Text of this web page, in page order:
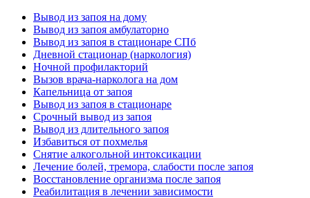
Вывод из запоя на дому
Вывод из запоя амбулаторно
Вывод из запоя в стационаре СПб
Дневной стационар (наркология)
Ночной профилакторий
Вызов врача-нарколога на дом
Капельница от запоя
Вывод из запоя в стационаре
Срочный вывод из запоя
Вывод из длительного запоя
Избавиться от похмелья
Снятие алкогольной интоксикации
Лечение болей, тремора, слабости после запоя
Восстановление организма после запоя
Реабилитация в лечении зависимости